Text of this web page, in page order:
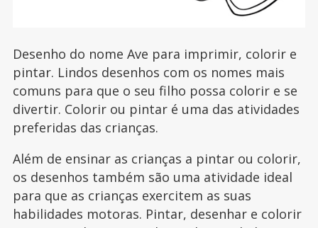
Desenho do nome Ave para imprimir, colorir e
pintar. Lindos desenhos com os nomes mais
comuns para que o seu filho possa colorir e se
divertir. Colorir ou pintar é uma das atividades
preferidas das crianças.
Além de ensinar as crianças a pintar ou colorir,
os desenhos também são uma atividade ideal
para que as crianças exercitem as suas
habilidades motoras. Pintar, desenhar e colorir